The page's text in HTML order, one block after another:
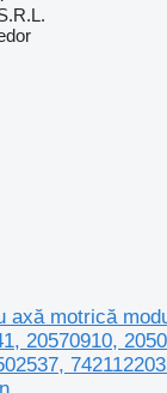
axă motrică
20570910,